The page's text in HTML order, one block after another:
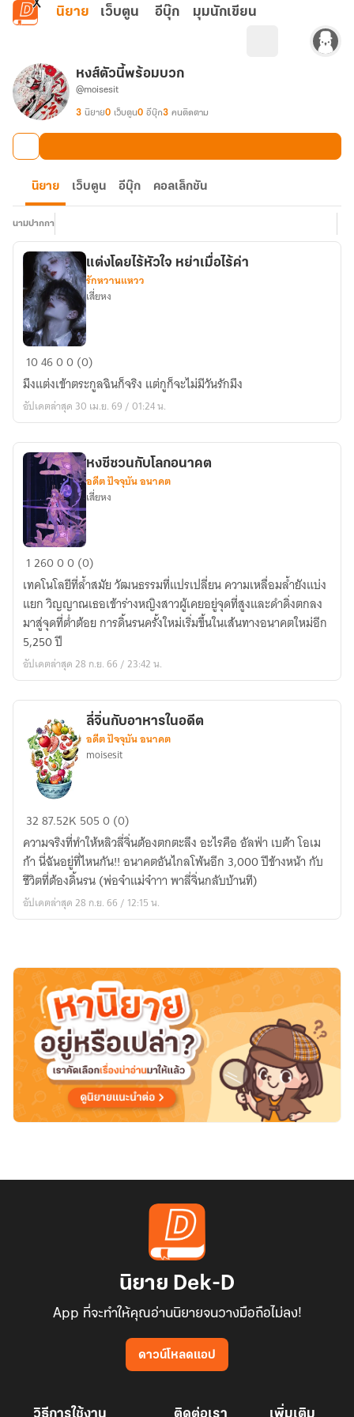
ข้ามไปยังเนื้อหาหลัก
นิยาย เว็บตูน อีบุ๊ก มุมนักเขียน
หงส์ตัวนี้พร้อมบวก
@moisesit
3 นิยาย0 เว็บตูน0 อีบุ๊ก3 คนติดตาม
นิยาย เว็บตูน อีบุ๊ก คอลเล็กชัน
นามปากกา
แต่ง
โดย
ไร้
หัวใจ
เมื่อ
แต่งโดยไร้หัวใจ หย่าเมื่อไร้ค่า
รักหวานแหวว
เสี่ยหง
104600 (0)
มึงแต่งเข้าตระกูลฉินก็จริง แต่กูก็จะไม่มีวันรักมึง
อัปเดตล่าสุด 30 เม.ย. 69 / 01:24 น.
หง
ซวน
กับ
โลก
อนาคต
หงซีซวนกับโลกอนาคต
อดีต ปัจจุบัน อนาคต
เสี่ยหง
126000 (0)
เทคโนโลยีที่ล้ำสมัย วัฒนธรรมที่แปรเปลี่ยน ความเหลื่อมล้ำยังแบ่ง
แยก วิญญาณเธอเข้าร่างหญิงสาวผู้เคยอยู่จุดที่สูงและดำดิ่งตกลง
มาสู่จุดที่ต่ำต้อย การดิ้นรนครั้งใหม่เริ่มขึ้นในเส้นทางอนาคตใหม่อีก
5,250 ปี
อัปเดตล่าสุด 28 ก.ย. 66 / 23:42 น.
ลี่
นกับ
อาหาร
ใน
อดีต
ลี่จิ่นกับอาหารในอดีต
อดีต ปัจจุบัน อนาคต
moisesit
3287.52K 5050 (0)
ความจริงที่ทำให้หลิวลี่จิ่นต้องตกตะลึง อะไรคือ อัลฟ่า เบต้า โอเม
ก้า นี่ฉันอยู่ที่ไหนกัน!! อนาคตอันไกลโพ้นอีก 3,000 ปีข้างหน้า กับ
ชีวิตที่ต้องดิ้นรน (พ่อจ๋าแม่จ๋าาา พาลี่จิ่นกลับบ้านที)
อัปเดตล่าสุด 28 ก.ย. 66 / 12:15 น.
นิยาย Dek-D
App ที่จะทำให้คุณอ่านนิยายจนวางมือถือไม่ลง!
ดาวน์โหลดแอป